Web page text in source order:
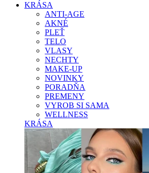
KRÁSA
ANTI-AGE
AKNÉ
PLEŤ
TELO
VLASY
NECHTY
MAKE-UP
NOVINKY
PORADŇA
PREMENY
VYROB SI SAMA
WELLNESS
KRÁSA